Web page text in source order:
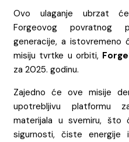
Ovo ulaganje ubrzat
Forgeovog povratnog
generacije, a istovremeno
misiju tvrtke u orbiti,
za 2025. godinu.
Zajedno će ove misije
upotrebljivu platformu
materijala u svemiru, što
sigurnosti, čiste energije